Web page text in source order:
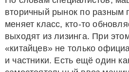
вторичный рынок по разным
меняет класс, кто-то
выходят из лизинга. При
«китайцев» не только
и частники. Есть ещё один